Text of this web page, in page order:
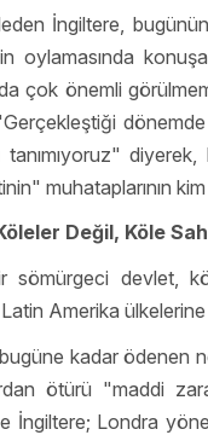
İngiltere,
oylamasında
çok önemli
dönemde
muhataplarının
Değil, Köle
devlet,
Amerika
kadar ödenen
ötürü "maddi
İngiltere; Londra